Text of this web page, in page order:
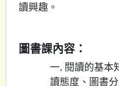
讀興趣。
圖書課內容：
一. 閱讀的基本
讀態度、圖書分